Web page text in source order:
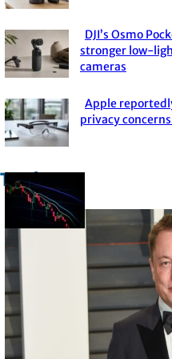
Section
Heading
DJI’s Osmo
stronger low-
cameras
Section
Apple
privacy
Trade